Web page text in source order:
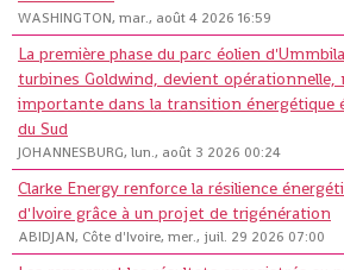
WASHINGTON, mar., août 4 2026 16:59
La première phase du parc éolien
turbines Goldwind, devient opérationnelle,
importante dans la transition énergétique
du Sud
JOHANNESBURG, lun., août 3 2026 00:24
Clarke Energy renforce la résilience
d'Ivoire grâce à un projet de trigénération
ABIDJAN, Côte d'Ivoire, mer., juil. 29 2026 07:00